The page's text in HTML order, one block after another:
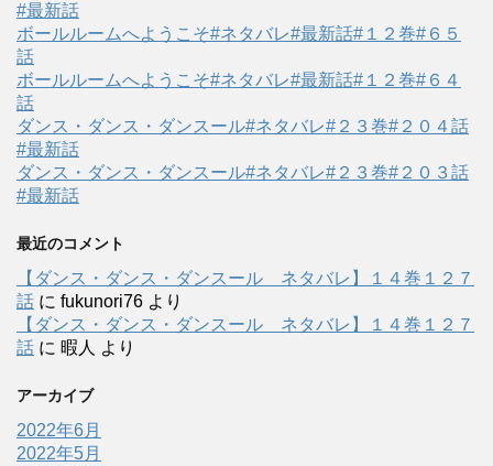
#最新話
ボールルームへようこそ#ネタバレ#最新話#１２巻#６５
話
ボールルームへようこそ#ネタバレ#最新話#１２巻#６４
話
ダンス・ダンス・ダンスール#ネタバレ#２３巻#２０４話
#最新話
ダンス・ダンス・ダンスール#ネタバレ#２３巻#２０３話
#最新話
最近のコメント
【ダンス・ダンス・ダンスール ネタバレ】１４巻１２７
話 に fukunori76 より
【ダンス・ダンス・ダンスール ネタバレ】１４巻１２７
話 に 暇人 より
アーカイブ
2022年6月
2022年5月